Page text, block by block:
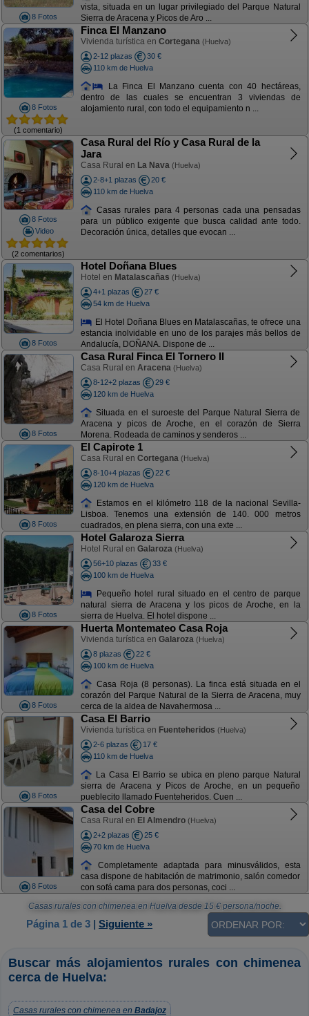
8 Fotos
vista, situada en un lugar privilegiado del Parque Natural
Sierra de Aracena y Picos de Aro ...
8 Fotos
(1 comentario)
Finca El Manzano
Vivienda turística en Cortegana (Huelva)
2-12 plazas
30 €
110 km de Huelva
La Finca El Manzano cuenta con 40 hectáreas,
dentro de las cuales se encuentran 3 viviendas de
alojamiento rural, con todo el equipamiento n ...
8 Fotos
Video
(2 comentarios)
Casa Rural del Río y Casa Rural de la
Jara
Casa Rural en La Nava (Huelva)
2-8+1 plazas
20 €
110 km de Huelva
Casas rurales para 4 personas cada una pensadas
para un público exigente que busca calidad ante todo.
Decoración única, detalles que evocan ...
8 Fotos
Hotel Doñana Blues
Hotel en Matalascañas (Huelva)
4+1 plazas
27 €
54 km de Huelva
El Hotel Doñana Blues en Matalascañas, te ofrece una
estancia inolvidable en uno de los parajes más bellos de
Andalucía, DOÑANA. Dispone de ...
8 Fotos
Casa Rural Finca El Tornero II
Casa Rural en Aracena (Huelva)
8-12+2 plazas
29 €
120 km de Huelva
Situada en el suroeste del Parque Natural Sierra de
Aracena y picos de Aroche, en el corazón de Sierra
Morena. Rodeada de caminos y senderos ...
8 Fotos
El Capirote 1
Casa Rural en Cortegana (Huelva)
8-10+4 plazas
22 €
120 km de Huelva
Estamos en el kilómetro 118 de la nacional Sevilla-
Lisboa. Tenemos una extensión de 140. 000 metros
cuadrados, en plena sierra, con una exte ...
8 Fotos
Hotel Galaroza Sierra
Hotel Rural en Galaroza (Huelva)
56+10 plazas
33 €
100 km de Huelva
Pequeño hotel rural situado en el centro de parque
natural sierra de Aracena y los picos de Aroche, en la
sierra de Huelva. El hotel dispone ...
8 Fotos
Huerta Montemateo Casa Roja
Vivienda turística en Galaroza (Huelva)
8 plazas
22 €
100 km de Huelva
Casa Roja (8 personas). La finca está situada en el
corazón del Parque Natural de la Sierra de Aracena, muy
cerca de la aldea de Navahermosa ...
8 Fotos
Casa El Barrio
Vivienda turística en Fuenteheridos (Huelva)
2-6 plazas
17 €
110 km de Huelva
La Casa El Barrio se ubica en pleno parque Natural
sierra de Aracena y Picos de Aroche, en un pequeño
pueblecito llamado Fuenteheridos. Cuen ...
8 Fotos
Casa del Cobre
Casa Rural en El Almendro (Huelva)
2+2 plazas
25 €
70 km de Huelva
Completamente adaptada para minusválidos, esta
casa dispone de habitación de matrimonio, salón comedor
con sofá cama para dos personas, coci ...
Casas rurales con chimenea en Huelva desde 15€ persona/noche.
Página 1 de 3 | Siguiente »
Buscar más alojamientos rurales con chimenea
cerca de Huelva:
Casas rurales con chimenea en Badajoz